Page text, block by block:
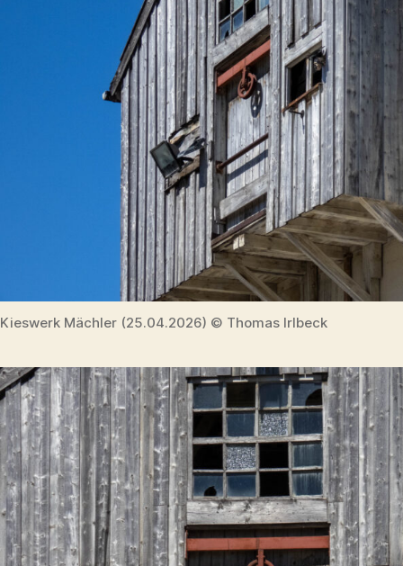
Kieswerk Mächler (25.04.2026) © Thomas Irlbeck